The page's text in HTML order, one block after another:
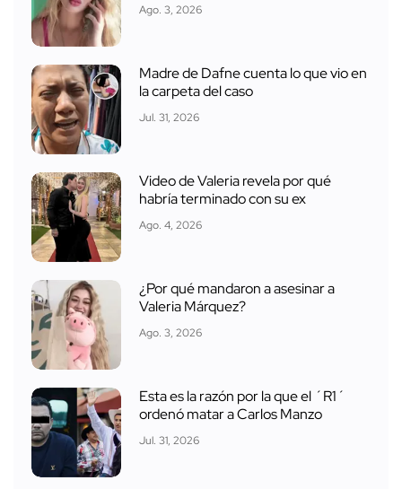
Ago. 3, 2026
Madre de Dafne cuenta lo que vio en
la carpeta del caso
Jul. 31, 2026
Video de Valeria revela por qué
habría terminado con su ex
Ago. 4, 2026
¿Por qué mandaron a asesinar a
Valeria Márquez?
Ago. 3, 2026
Esta es la razón por la que el ´R1´
ordenó matar a Carlos Manzo
Jul. 31, 2026